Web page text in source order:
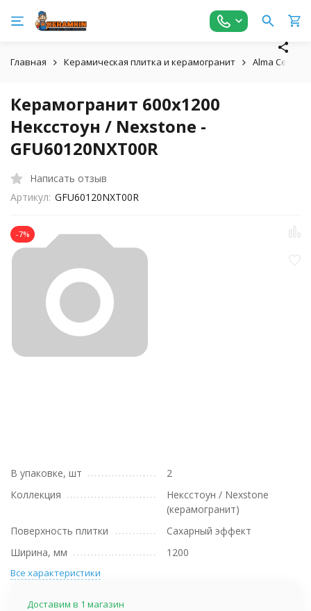
Главная Керамическая плитка и керамогранит Alma
Керамогранит 600x1200
Нексстоун / Nexstone -
GFU60120NXT00R
Написать отзыв
Артикул: GFU60120NXT00R
-7%
В упаковке, шт
2
Коллекция
Нексстоун / Nexstone
(керамогранит)
Поверхность плитки
Сахарный эффект
Ширина, мм
1200
Все характеристики
Доставим в 1 магазин